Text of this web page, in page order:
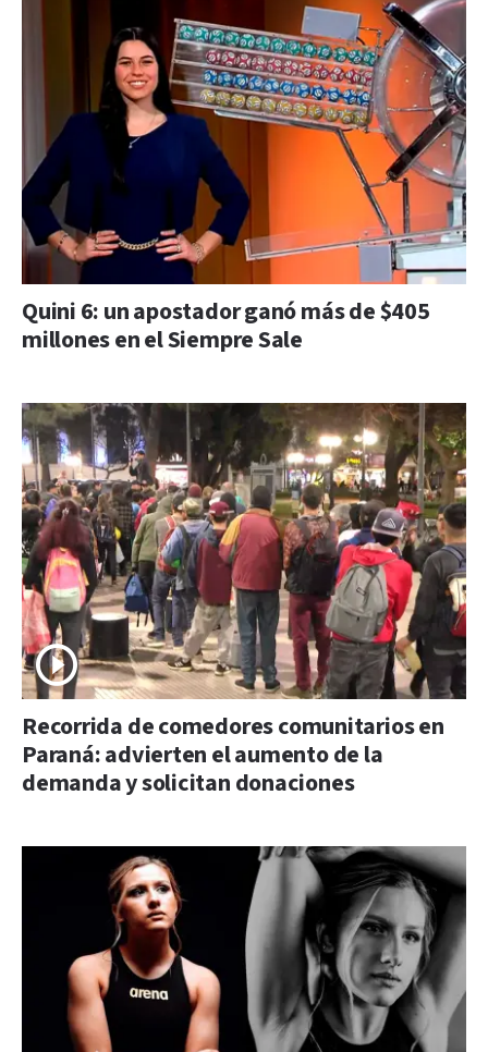
Quini 6: un apostador ganó más de $405
millones en el Siempre Sale
Recorrida de comedores comunitarios en
Paraná: advierten el aumento de la
demanda y solicitan donaciones